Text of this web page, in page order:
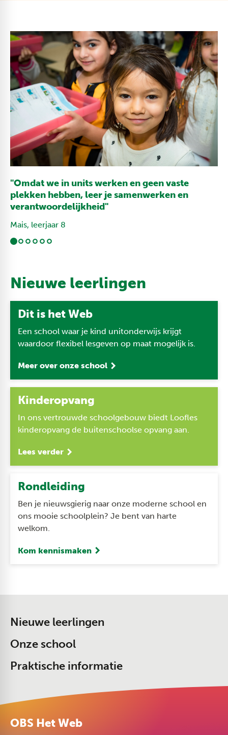
"Omdat we in units werken en geen vaste
plekken hebben, leer je samenwerken en
verantwoordelijkheid"
Mais, leerjaar 8
Nieuwe leerlingen
Dit is het Web
Een school waar je kind unitonderwijs krijgt
waardoor flexibel lesgeven op maat mogelijk is.
Meer over onze school
Kinderopvang
In ons vertrouwde schoolgebouw biedt Loofles
kinderopvang de buitenschoolse opvang aan.
Lees verder
Rondleiding
Ben je nieuwsgierig naar onze moderne school en
ons mooie schoolplein? Je bent van harte
welkom.
Kom kennismaken
Nieuwe leerlingen
Onze school
Praktische informatie
OBS Het Web